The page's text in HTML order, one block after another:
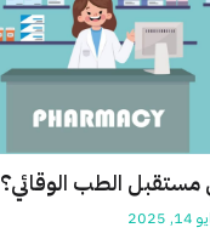
الطب الوقائي؟
2025